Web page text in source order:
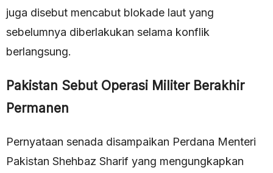
juga disebut mencabut blokade laut yang
sebelumnya diberlakukan selama konflik
berlangsung.
Pakistan Sebut Operasi Militer Berakhir
Permanen
Pernyataan senada disampaikan Perdana Menteri
Pakistan Shehbaz Sharif yang mengungkapkan